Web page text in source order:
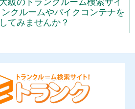
級のトランクルーム検索サイ
クルームやバイクコンテナを
てみませんか？